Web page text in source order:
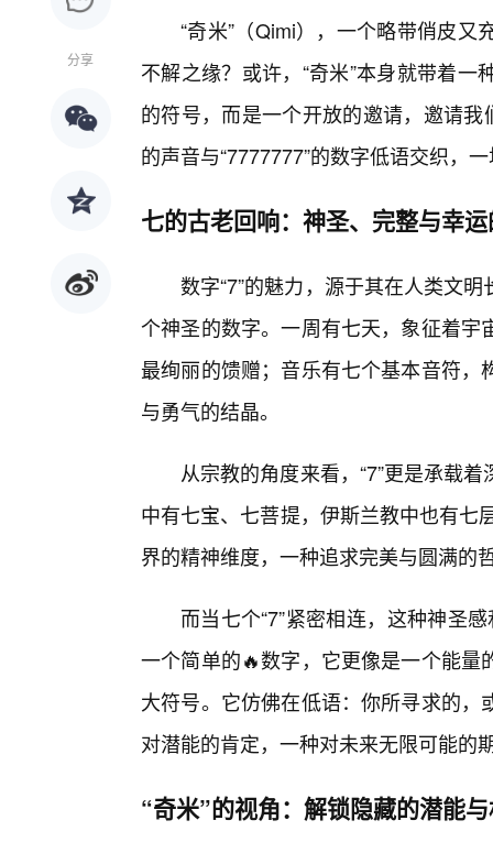
分享
“奇米”（Qimi），一个略带俏皮
不解之缘？或许，“奇米”本身就带着
的符号，而是一个开放的邀请，邀请
的声音与“7777777”的数字低语交织，
七的古老回响：神圣、完整与幸
数字“7”的魅力，源于其在人类文
个神圣的数字。一周有七天，象征着
最绚丽的馈赠；音乐有七个基本音符
与勇气的结晶。
从宗教的角度来看，“7”更是承载
中有七宝、七菩提，伊斯兰教中也有七
界的精神维度，一种追求完美与圆满的
而当七个“7”紧密相连，这种神圣
一个简单的🔥数字，它更像是一个能
大符号。它仿佛在低语：你所寻求的
对潜能的肯定，一种对未来无限可能的
“奇米”的视角：解锁隐藏的潜能